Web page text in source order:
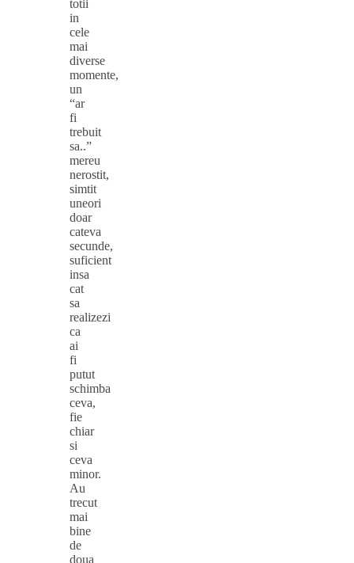
totii
in
cele
mai
diverse
momente,
un
“ar
fi
trebuit
sa..”
mereu
nerostit,
simtit
uneori
doar
cateva
secunde,
suficient
insa
cat
sa
realizezi
ca
ai
fi
putut
schimba
ceva,
fie
chiar
si
ceva
minor.
Au
trecut
mai
bine
de
doua